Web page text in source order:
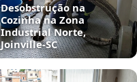
Desobstrução na
Cozinha na Zona
Industrial Norte,
Joinville‑SC